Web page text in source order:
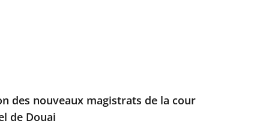
des nouveaux magistrats de la cour
de Douai